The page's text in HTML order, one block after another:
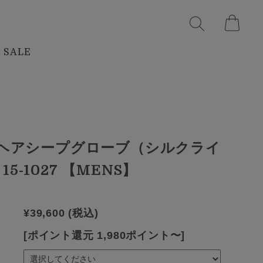
SALE
アシープグローブ（シルクライ
1027 【MENS】
¥39,600 (税込)
[ポイント還元 1,980ポイント〜]